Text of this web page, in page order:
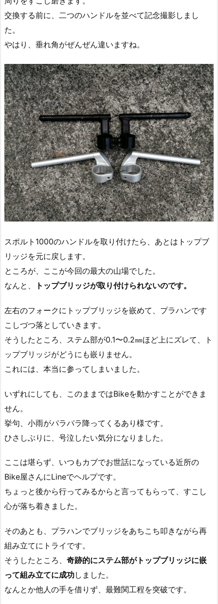
交換する前に、二つのハンドルを並べて記念撮影しまし
た。
やはり、垂れ角がぜんぜん違いますね。
スポルト1000のハンドルを取り付けたら、あとはトップブ
リッジを元に戻します。
ところが、ここが今回の最大の山場でした。
なんと、
トップブリッジが取り付けられないのです。
左右のフォークにトップブリッジを嵌めて、プラハンです
こしづつ落としていきます。
そうしたところ、ステム部が0.1〜0.2㎜ほど上にズレて、ト
ップブリッジがどうにも嵌りません。
これには、本当に参ってしまいました。
いずれにしても、このままではBikeを動かすことができま
せん。
挙句、小雨がパラパラ降ってくるあり様です。
ひさしぶりに、号泣したい気分になりました。
ここは堪らず、いつもカブでお世話になっている近所の
Bike屋さんにLineでヘルプです。
ちょっと後から行ってみるからと言ってもらって、すこし
心が落ち着きました。
そのあとも、プラハンでブリッジをあちこち叩きながら再
組み立てにトライです。
そうしたところ、 奇跡的にステム部がトップブリッジに嵌
って組み立てに成功しました。
なんとか他人の手を借りず、最難関工程を突破です。